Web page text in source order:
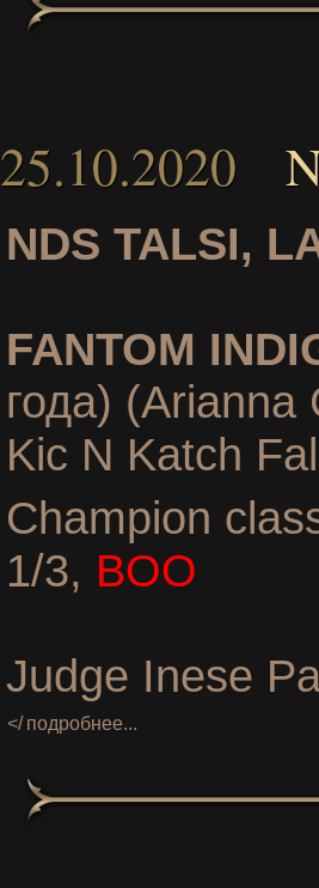
25.10.2020
NDS TALSI,
FANTOM
года) (Arianna
Kic N Katch
Champion
1/3, BOO
Judge Inese
подробнее...